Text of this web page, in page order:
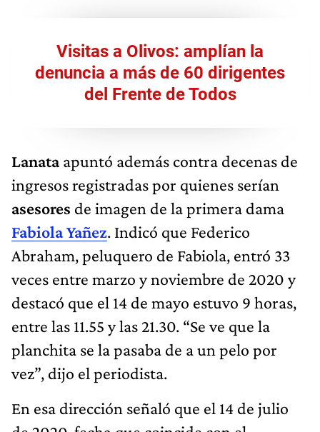
Visitas a Olivos: amplían la
denuncia a más de 60 dirigentes
del Frente de Todos
Lanataapuntó además contra decenas de
ingresos registradas por quienes serían
asesores de imagen de la primera dama
Fabiola Yañez. Indicó que Federico
Abraham, peluquero de Fabiola, entró 33
veces entre marzo y noviembre de 2020 y
destacó que el 14 de mayo estuvo 9 horas,
entre las 11.55 y las 21.30. “Se ve que la
planchita se la pasaba de a un pelo por
vez”, dijo el periodista.
En esa dirección señaló que el 14 de julio